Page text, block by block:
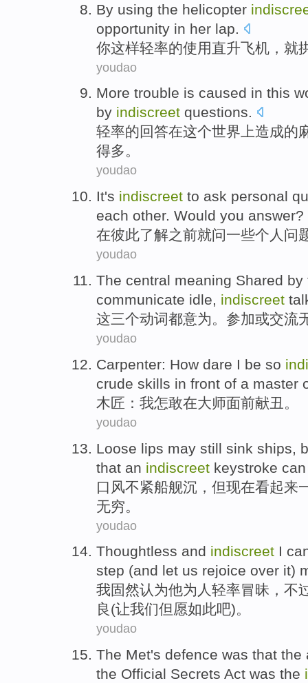
By using the helicopter
opportunity in her lap.
你这样轻率的使用直升飞机 ， 就
youdao
More trouble is caused in this
by indiscreet questions.
轻率的回答在这个世界上造成的
得多。
youdao
It's indiscreet to ask personal
each other. Would you answer?
在彼此了解之前就问一些个人 问
youdao
The central meaning Shared by
communicate idle, indiscreet
这三个动词都意为。 参加或交流
youdao
Carpenter: How dare I be so
crude skills in front of a master
木匠 ： 我怎敢在大师面前献丑 。
youdao
Loose lips may still sink ships
that an indiscreet keystroke
口风不紧船舰沉 ， 但现在看起来
无穷。
youdao
Thoughtless and indiscreet I
step (and let us rejoice over it)
我固然认为他为人 轻率冒昧， 不
良(让我们但愿如此吧)。
youdao
The Met's defence was that the
the Official Secrets Act was the